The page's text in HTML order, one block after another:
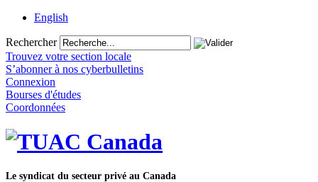
English
Rechercher
Trouvez votre section locale
S’abonner à nos cyberbulletins
Connexion
Bourses d'études
Coordonnées
Le syndicat du secteur privé au Canada